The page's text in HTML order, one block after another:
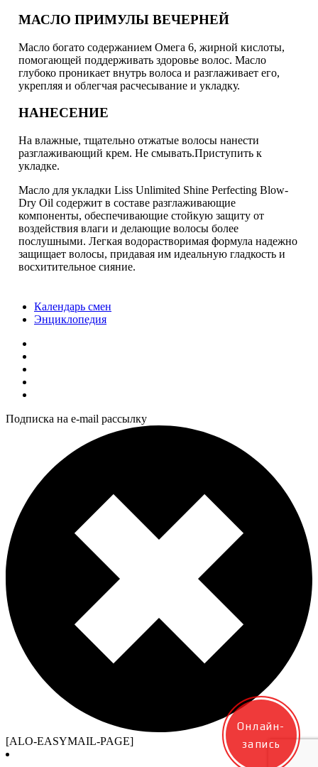
МАСЛО ПРИМУЛЫ ВЕЧЕРНЕЙ
Масло богато содержанием Омега 6, жирной кислоты,
помогающей поддерживать здоровье волос. Масло
глубоко проникает внутрь волоса и разглаживает его,
укрепляя и облегчая расчесывание и укладку.
НАНЕСЕНИЕ
На влажные, тщательно отжатые волосы нанести
разглаживающий крем. Не смывать.Приступить к
укладке.
Масло для укладки Liss Unlimited Shine Perfecting Blow-
Dry Oil содержит в составе разглаживающие
компоненты, обеспечивающие стойкую защиту от
воздействия влаги и делающие волосы более
послушными. Легкая водорастворимая формула надежно
защищает волосы, придавая им идеальную гладкость и
восхитительное сияние.
Календарь смен
Энциклопедия
Подписка на e-mail рассылку
[ALO-EASYMAIL-PAGE]
Онлайн-
запись